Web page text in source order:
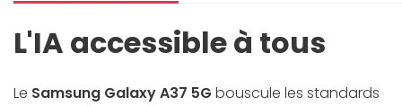
L'IA accessible à tous
Le Samsung Galaxy A37 5G bouscule les standards